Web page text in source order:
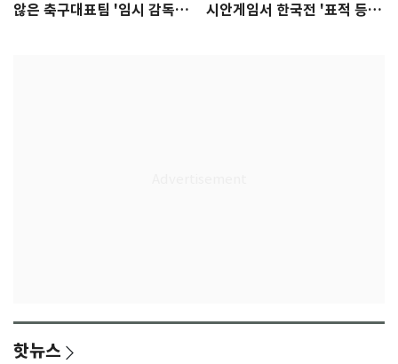
않은 축구대표팀 '임시 감독'
시안게임서 한국전 '표적 등
핫뉴스